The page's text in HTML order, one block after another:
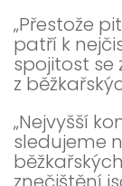
„Přestože
patří k
spojitost
z
„Nejvyšší
sledujeme